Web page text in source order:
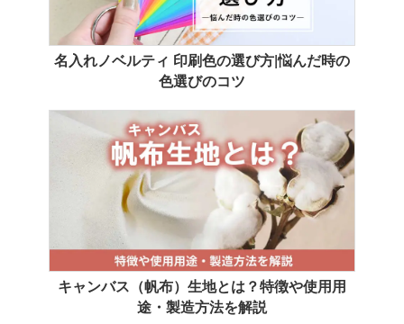
名入れノベルティ 印刷色の選び方|悩んだ時の
色選びのコツ
キャンバス（帆布）生地とは？特徴や使用用
途・製造方法を解説